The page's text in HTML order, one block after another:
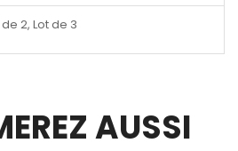
de 2, Lot de 3
AUSSI